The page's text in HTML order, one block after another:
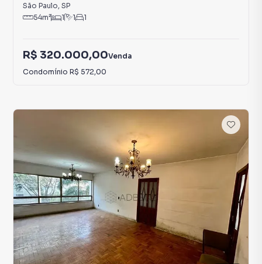
São Paulo, SP
54m² 1 1 1
R$ 320.000,00Venda
Condomínio R$ 572,00